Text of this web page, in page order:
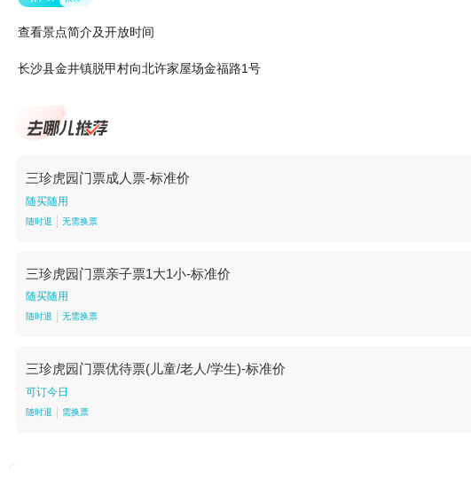
查看景点简介及开放时间
长沙县金井镇脱甲村向北许家屋场金福路1号
三珍虎园门票成人票-标准价
随买随用
随时退 无需换票
三珍虎园门票亲子票1大1小-标准价
随买随用
随时退 无需换票
三珍虎园门票优待票(儿童/老人/学生)-标准价
可订今日
随时退 需换票